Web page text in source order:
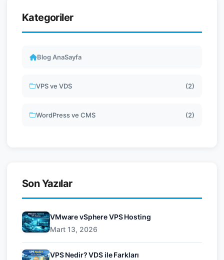
Kategoriler
Blog AnaSayfa
VPS ve VDS (2)
WordPress ve CMS (2)
Son Yazılar
VMware vSphere VPS Hosting
Mart 13, 2026
VPS Nedir? VDS ile Farkları